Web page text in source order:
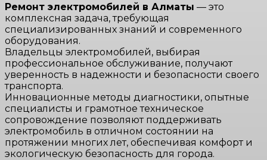
Ремонт электромобилей в Алматы — это
комплексная задача, требующая
специализированных знаний и современного
оборудования.
Владельцы электромобилей, выбирая
профессиональное обслуживание, получают
уверенность в надежности и безопасности своего
транспорта.
Инновационные методы диагностики, опытные
специалисты и грамотное техническое
сопровождение позволяют поддерживать
электромобиль в отличном состоянии на
протяжении многих лет, обеспечивая комфорт и
экологическую безопасность для города.